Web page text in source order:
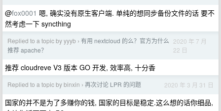
@fox0001 嗯, 确实没有原生客户端. 单纯的想同步备份文件的话 要不
然考虑一下 syncthing
Replied to a topic by yyyb › 有用 nextcloud 的么？官方为什么
推荐 apache？
2020 年 7 月
22 日
推荐 cloudreve V3 版本 GO 开发, 效率高, 十分香
Replied to a topic by binxin › 再次讨论 LPR 的问题 2020 年 3 月 31 日
国家的并不是为了多赚你的钱, 国家的目标是稳定.这么想的话你细品,